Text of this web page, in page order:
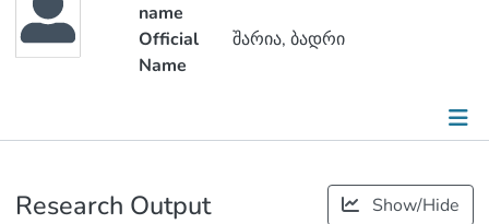
name
Official
Name
შარია, ბადრი
Research Output Show/Hide